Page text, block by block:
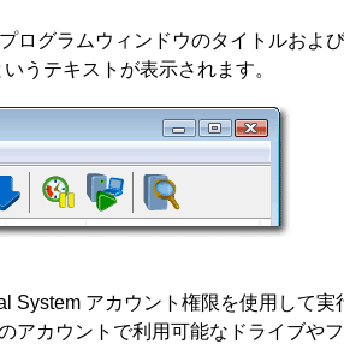
ログラムウィンドウのタイトルおよ
うテキストが表示されます。
System アカウント権限を使用して実
アカウントで利用可能なドライブや